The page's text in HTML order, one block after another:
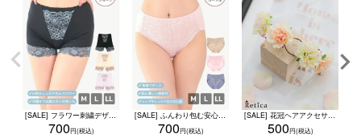
[SALE] フラワー刺繍デザイン一分丈ショーツ★(ブラック/ベージュ/パープル)(Mサイズ～XLサイズ)
700
[SALE] ふんわり包む安心感フルショーツ★(モカ/ネイビー/ピンク)(Mサイズ～XLサイズ)
700
[SALE] 花冠ヘアアクセサリー
500